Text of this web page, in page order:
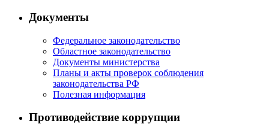
Документы
Федеральное законодательство
Областное законодательство
Документы министерства
Планы и акты проверок соблюдения
законодательства РФ
Полезная информация
Противодействие коррупции